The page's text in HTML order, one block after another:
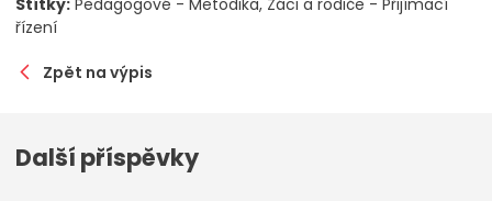
Štítky: Pedagogové - Metodika Žáci a rodiče - Přijímací
řízení
Zpět na výpis
Další příspěvky